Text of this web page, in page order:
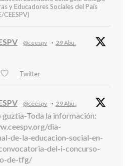
y Educadores Sociales del País
CEESPV)
@ceespv · 29 Abu.
Twitter
@ceespv · 29 Abu.
Toda la información:
dia-
de-la-educacion-social-en-
del-i-concurso-
de-tfg/